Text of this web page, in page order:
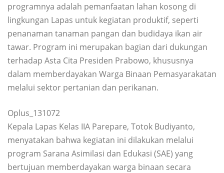
programnya adalah pemanfaatan lahan kosong di
lingkungan Lapas untuk kegiatan produktif, seperti
penanaman tanaman pangan dan budidaya ikan air
tawar. Program ini merupakan bagian dari dukungan
terhadap Asta Cita Presiden Prabowo, khususnya
dalam memberdayakan Warga Binaan Pemasyarakatan
melalui sektor pertanian dan perikanan.
Oplus_131072
Kepala Lapas Kelas IIA Parepare, Totok Budiyanto,
menyatakan bahwa kegiatan ini dilakukan melalui
program Sarana Asimilasi dan Edukasi (SAE) yang
bertujuan memberdayakan warga binaan secara